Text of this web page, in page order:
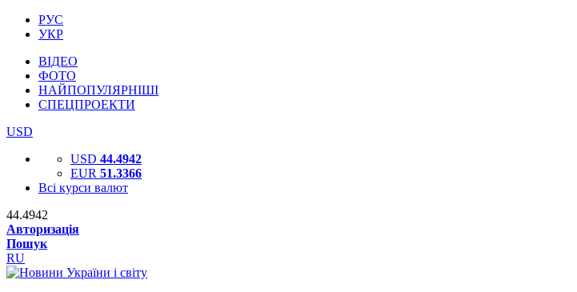
РУС
УКР
ВІДЕО
ФОТО
НАЙПОПУЛЯРНІШІ
СПЕЦПРОЕКТИ
USD
USD 44.4942
EUR 51.3366
Всі курси валют
44.4942
Авторизація
Пошук
RU